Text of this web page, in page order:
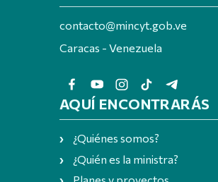
contacto@mincyt.gob.ve
Caracas - Venezuela
AQUÍ ENCONTRARÁS
¿Quiénes somos?
¿Quién es la ministra?